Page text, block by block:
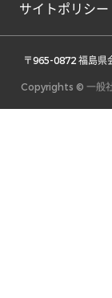
サイトポリシー
〒965-0872 福島県
Copyrights © 一般